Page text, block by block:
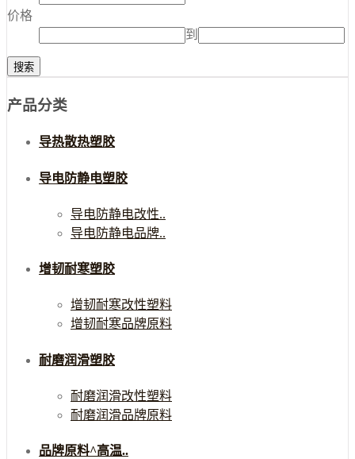
价格
到
产品分类
导热散热塑胶
导电防静电塑胶
导电防静电改性..
导电防静电品牌..
增韧耐寒塑胶
增韧耐寒改性塑料
增韧耐寒品牌原料
耐磨润滑塑胶
耐磨润滑改性塑料
耐磨润滑品牌原料
品牌原料^高温..